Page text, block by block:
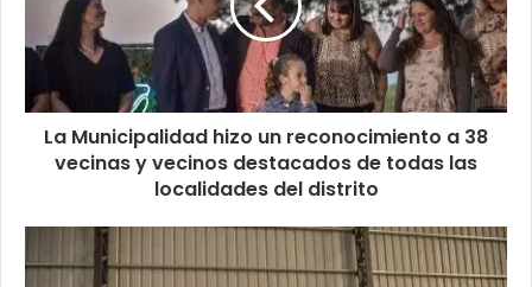
La Municipalidad hizo un reconocimiento a 38
vecinas y vecinos destacados de todas las
localidades del distrito